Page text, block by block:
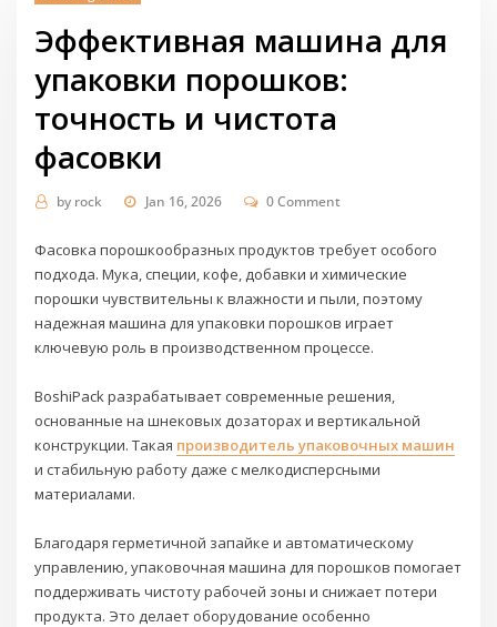
Эффективная машина для
упаковки порошков:
точность и чистота
фасовки
by rock Jan 16, 2026 0 Comment
Фасовка порошкообразных продуктов требует особого
подхода. Мука, специи, кофе, добавки и химические
порошки чувствительны к влажности и пыли, поэтому
надежная машина для упаковки порошков играет
ключевую роль в производственном процессе.
BoshiPack разрабатывает современные решения,
основанные на шнековых дозаторах и вертикальной
конструкции. Такая производитель упаковочных машин
и стабильную работу даже с мелкодисперсными
материалами.
Благодаря герметичной запайке и автоматическому
управлению, упаковочная машина для порошков помогает
поддерживать чистоту рабочей зоны и снижает потери
продукта. Это делает оборудование особенно